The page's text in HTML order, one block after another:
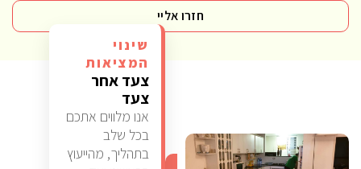
חזרו אליי
שינוי
המציאות
צעד אחר
צעד
אנו מלווים אתכם
בכל שלב
בתהליך, מהייעוץ